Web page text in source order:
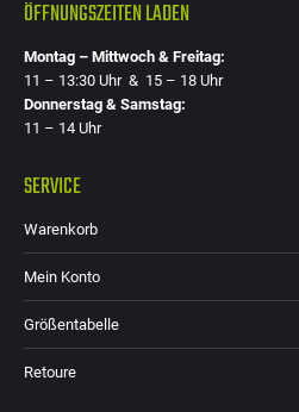
ÖFFNUNGSZEITEN LADEN
Montag – Mittwoch & Freitag:
11 – 13:30 Uhr & 15 – 18 Uhr
Donnerstag & Samstag:
11 – 14 Uhr
SERVICE
Warenkorb
Mein Konto
Größentabelle
Retoure